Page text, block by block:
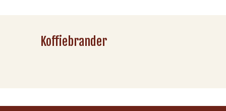
Koffiebrander